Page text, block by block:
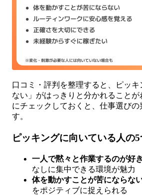
口コミ・評判を整理すると、ピッ
ない」がはっきりと分かれること
にチェックしておくと、仕事選びの
す。
ピッキングに向いている人の
一人で黙々と作業するのが好
なしに集中できる環境が魅力
体を動かすことが苦にならな
をポジティブに捉えられる